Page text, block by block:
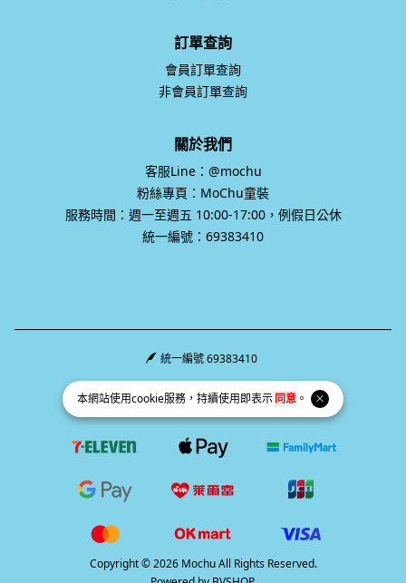
本網站使用cookie服務，持續使用即表示同意 。
隱私權政策
訂單查詢
非會員訂單查詢
關於我們
客服Line：@mochu
粉絲專頁：MoChu童裝
統一編號 69383410
Facebook page